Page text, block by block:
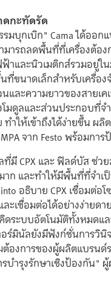
ดกะทัดรัด
มบุกเบิก" Cama ได้ออก
ารถลดพื้นที่ที่เครื่องต้อ
าและนิวเมติกส์รวมอยู่ใ
ที่ขนาดเล็กสำหรับเครื่อ
นและความยาวของสายเ
โมดูลและส่วนประกอบที่จ
ทำให้เข้าถึงได้ง่ายขึ้น ผ
จาก Festo พร้อมการ
มี CPX และ ฟิลด์บัส ช่ว
าก และทำให้มีพื้นที่ที่จำเ
อธิบาย CPX เชื่อมต่
ะเชื่อมต่อได้อย่างง่ายดา
ดระบบอัตโนมัติทั้งหมดแ
ร์มินัลยังมีฟังก์ชั่นการวินิ
องการของผู้ผลิตแบรนด์
รบำรุงรักษาเชิงป้องกัน"